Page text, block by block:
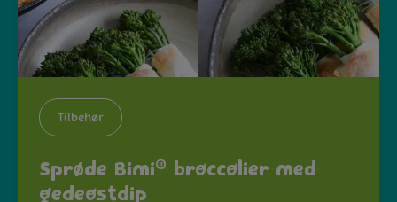
Tilbehør
Sprøde Bimi® broccolier med
gedeostdip